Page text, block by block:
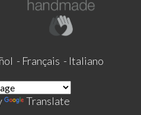
- Français - Italiano
Translate